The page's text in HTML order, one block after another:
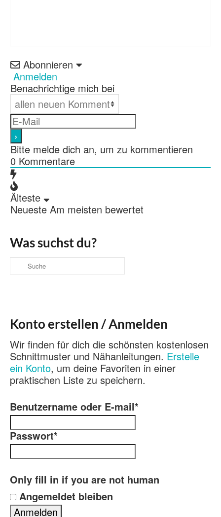
Abonnieren
Anmelden
Benachrichtige mich bei
Bitte melde dich an, um zu kommentieren
0 Kommentare
Älteste
Neueste Am meisten bewertet
Was suchst du?
Suche
nach:
Konto erstellen / Anmelden
Wir finden für dich die schönsten kostenlosen
Schnittmuster und Nähanleitungen. Erstelle
ein Konto, um deine Favoriten in einer
praktischen Liste zu speichern.
Benutzername oder E-mail*
Passwort*
Only fill in if you are not human
Angemeldet bleiben